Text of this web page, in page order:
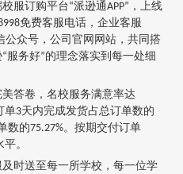
订购平台“派逊通APP”，上线
免费客服电话，企业客服
公众号，公司官网网站，共同搭
服务好”的理念落实到每一处细
答卷，名校服务满意率达
单3天内完成发货占总订单数的
数的75.27%。按期交付订单
。
送至每一所学校，每一位学